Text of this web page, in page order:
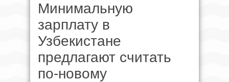
Минимальную
зарплату в
Узбекистане
предлагают считать
по-новому